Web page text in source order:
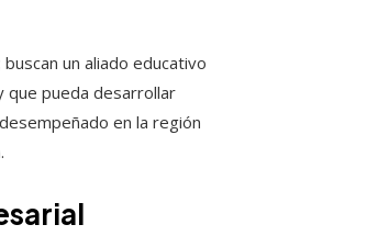
un aliado educativo
que pueda desarrollar
en la región